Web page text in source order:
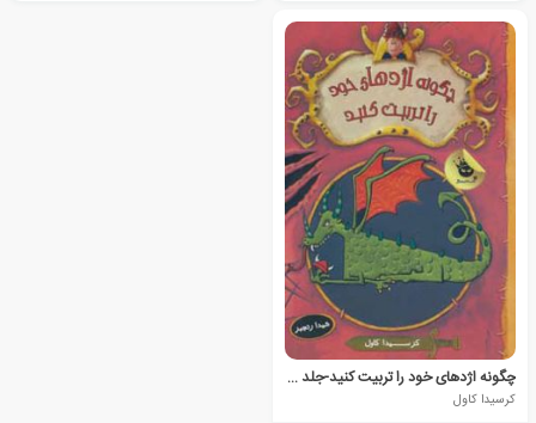
چگونه اژدهای خود را تربیت کنید-جلد اول
کرسیدا کاول